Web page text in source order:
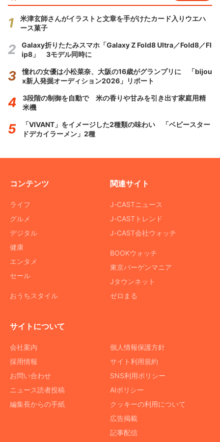
米津玄師さんがイラストと文章を手がけたカード入りウエハ
ース菓子
Galaxy折りたたみスマホ「Galaxy Z Fold8 Ultra／Fold8／Fl
ip8」 3モデル同時に
憧れの女優は小松菜奈、大阪の16歳がグランプリに 「bijou
x新人発掘オーディション2026」リポート
3段階の制御を自動で 米の香りや甘みを引き出す家庭用精
米機
「VIVANT」をイメージした2種類の味わい 「ベビースター
ドデカイラーメン」2種
コンテンツ
ライフ
グルメ
デジタル
健康
エンタメ
セール
おうちスタイル
関連サイト
J-CASTニュース
J-CASTトレンド
J-CAST会社ウォッチ
BOOKウォッチ
東京バーゲンマニア
Jタウンネット
ゼロまる
サイトについて
会社案内
採用情報
お問い合わせ
ニュース読者投稿
編集長からの手紙
個人情報保護方針
サイト利用規約
SNS利用ポリシー
AIポリシー
クッキーの利用について
広告掲載
記事配信